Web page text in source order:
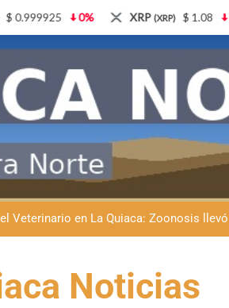
Dante Velázquez marchará contra
a Dante Velázquez en el Senado: “No
Veterinario en La Quiaca: Zoonosis
a Dante Velázquez en el Senado: “No
Noticias
(XRP) $ 1.08 3.87% Solana(SOL)